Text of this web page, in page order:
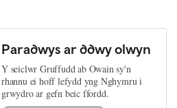
Paradwys ar ddwy olwyn
Y seiclwr Gruffudd ab Owain sy'n
rhannu ei hoff lefydd yng Nghymru i
grwydro ar gefn beic ffordd.